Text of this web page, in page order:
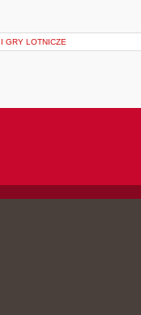
GRY LOTNICZE